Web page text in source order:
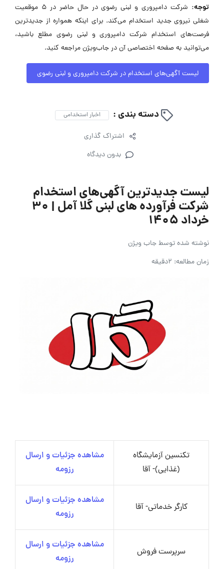
توجه:
شرکت دامپروری و لبنی رضوی در حال حاضر در ۵ موقعیت
شغلی نیروی جدید استخدام می‌کند. برای اینکه همواره از جدیدترین
فرصت‌های استخدام شرکت دامپروری و لبنی رضوی مطلع باشید،
می‌توانید به صفحه اختصاصی آن در جاب‌ویژن مراجعه کنید.
لیست آگهی‌های استخدام در شرکت دامپروری و لبنی رضوی
دسته بندی : اخبار استخدامی
اشتراک گذاری
بدون دیدگاه
لیست جدیدترین آگهی‌های استخدام
شرکت فرآورده های لبنی گلا آمل | ۳۰
خرداد ۱۴۰۵
نوشته شده توسطجاب ویژن
زمان مطالعه: 2دقیقه
تکنسین آزمایشگاه
(غذایی)- آقا
مشاهده جزئیات و ارسال
رزومه
کارگر خدماتی- آقا
مشاهده جزئیات و ارسال
رزومه
سرپرست فروش
مشاهده جزئیات و ارسال
رزومه